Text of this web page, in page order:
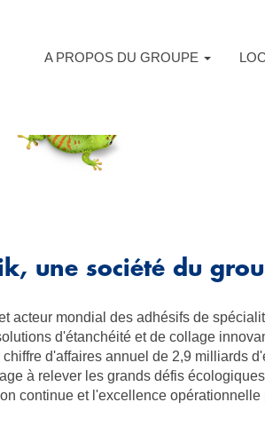
A PROPOS DU GROUPE
une société du
acteur mondial des adhésifs de
d'étanchéité et de collage
d'affaires annuel de 2,9 milliards
à relever les grands défis
continue et l'excellence